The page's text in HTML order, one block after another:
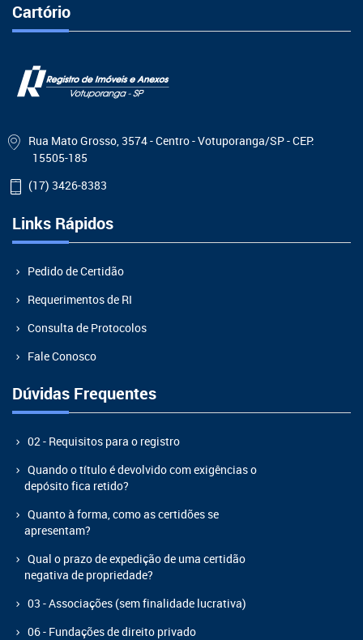
Cartório
Rua Mato Grosso, 3574 - Centro - Votuporanga/SP - CEP:
15505-185
(17) 3426-8383
Links Rápidos
Pedido de Certidão
Requerimentos de RI
Consulta de Protocolos
Fale Conosco
Dúvidas Frequentes
02 - Requisitos para o registro
Quando o título é devolvido com exigências o
depósito fica retido?
Quanto à forma, como as certidões se
apresentam?
Qual o prazo de expedição de uma certidão
negativa de propriedade?
03 - Associações (sem finalidade lucrativa)
06 - Fundações de direito privado